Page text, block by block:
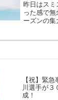
昨日はス
った感で
ーズンの
ーブンと
2024-25
【祝】緊
川選手が３
成！